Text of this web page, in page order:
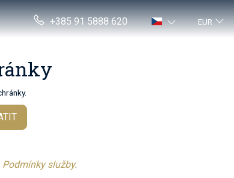
+385 91 5888 620 EUR
Podmínky služby.